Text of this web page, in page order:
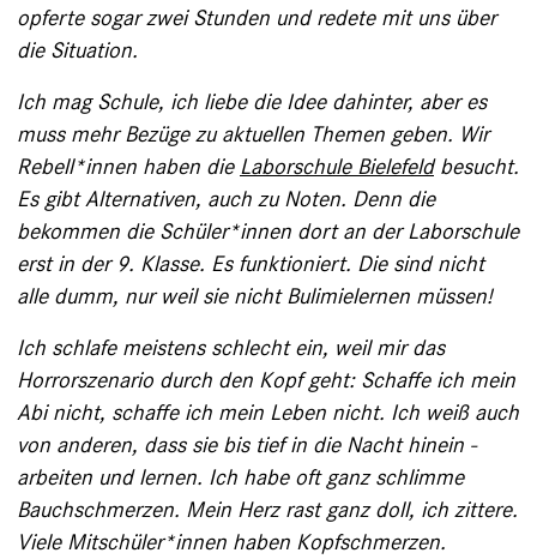
opferte sogar zwei Stunden und redete mit uns über
die Situation.
Ich mag Schule, ich liebe die Idee ­dahinter, aber es
muss mehr Bezüge zu aktuellen ­Themen geben. Wir
Rebell*innen haben die Laborschule Bielefeldbesucht.
Es gibt Alternativen, auch zu Noten. Denn die
bekommen die Schüler*innen dort an der Laborschule
erst in der 9. ­Klasse. Es funktioniert. Die sind nicht
alle dumm, nur weil sie nicht Bulimie­lernen müssen!
Ich schlafe meistens schlecht ein, weil mir das
Horrorszenario durch den Kopf geht: ­Schaffe ich mein
Abi nicht, schaffe ich mein ­Leben nicht. Ich weiß auch
von anderen, dass sie bis tief in die Nacht hinein ­
arbeiten und lernen. Ich habe oft ganz schlimme
Bauch­schmerzen. Mein Herz rast ganz doll, ich ­zittere.
Viele Mitschüler*innen haben ­Kopfschmerzen.